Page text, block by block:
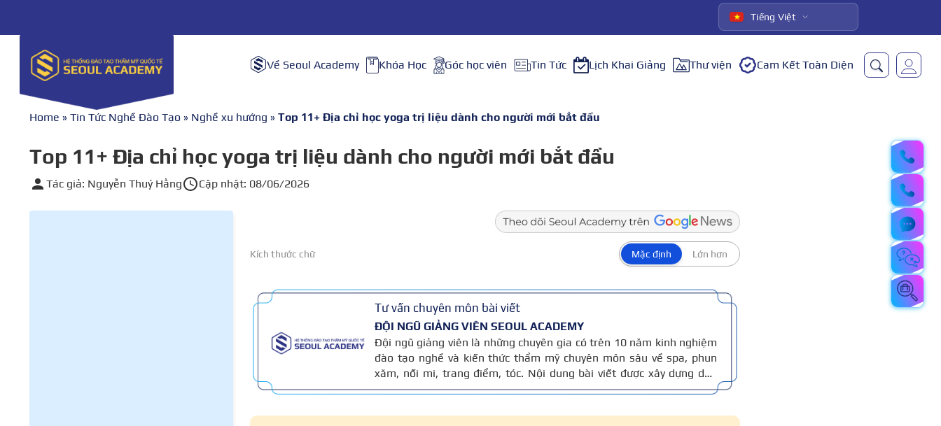
Tiếng Việt
Về Seoul Academy Khóa Học Góc học viên Tin Tức Lịch Khai Giảng Thư viện Cam Kết Toàn Diện
Home » Tin Tức Nghề Đào Tạo » Nghề xu hướng » Top 11+ Địa chỉ học yoga trị liệu dành cho người mới bắt đầu
Top 11+ Địa chỉ học yoga trị liệu dành cho người mới bắt đầu
Tác giả: Nguyễn Thuý Hằng Cập nhật: 08/06/2026
Kích thước chữ Mặc định Lớn hơn
Tư vấn chuyên môn bài viết
ĐỘI NGŨ GIẢNG VIÊN SEOUL ACADEMY
Đội ngũ giảng viên là những chuyên gia có trên 10 năm kinh nghiệm
đào tạo nghề và kiến thức thẩm mỹ chuyên môn sâu về spa, phun
xăm, nối mi, trang điểm, tóc. Nội dung bài viết được xây dựng dựa
trên giáo trình đào tạo và kinh nghiệm giảng dạy thực tế, đồng thời